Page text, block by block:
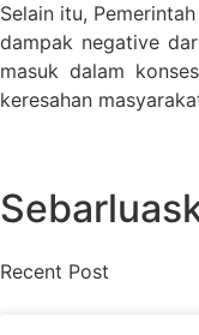
Selain itu,
dampak negative
masuk dalam
keresahan
Recent Post